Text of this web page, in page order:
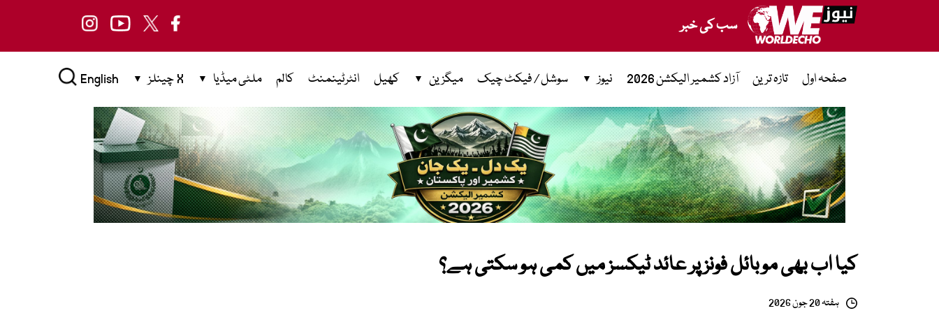
سب کی خبر
صفحہ اول تازہ ترین آزاد کشمیر الیکشن 2026 نیوز سوشل / فیکٹ چیک میگزین کھیل انٹرٹینمنٹ کالم ملٹی میڈیا X چینلز English
کیا اب بھی موبائل فونز پر عائد ٹیکسز میں کمی ہو سکتی ہے؟
ہفتہ 20 جون 2026